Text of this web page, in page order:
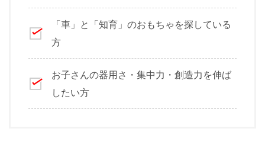
「車」と「知育」のおもちゃを探している
方
お子さんの器用さ・集中力・創造力を伸ば
したい方